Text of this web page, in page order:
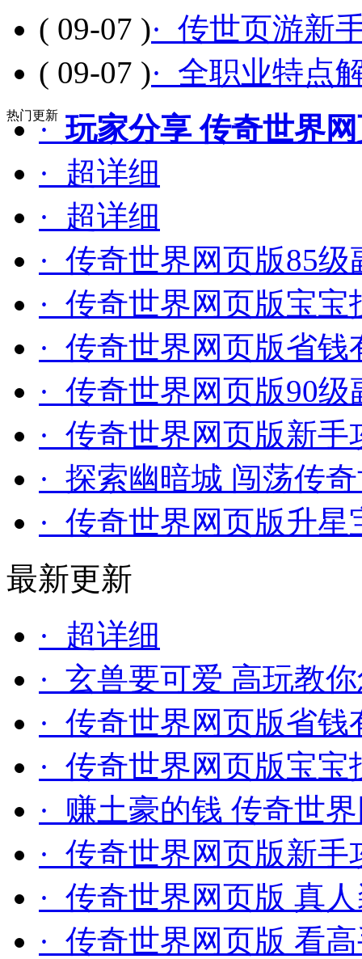
( 09-07 )· 传世页游新
( 09-07 )· 全职业特点
热门更新
·玩家分享 传奇世界
· 超详细
· 超详细
· 传奇世界网页版85
· 传奇世界网页版宝
· 传奇世界网页版省
· 传奇世界网页版90
· 传奇世界网页版新
· 探索幽暗城 闯荡传
· 传奇世界网页版升
最新更新
· 超详细
· 玄兽要可爱 高玩教
· 传奇世界网页版省
· 传奇世界网页版宝
· 赚土豪的钱 传奇世
· 传奇世界网页版新
· 传奇世界网页版 真
· 传奇世界网页版 看